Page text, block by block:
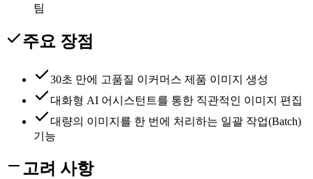
팀
주요 장점
30초 만에 고품질 이커머스 제품 이미지 생성
대화형 AI 어시스턴트를 통한 직관적인 이미지 편집
대량의 이미지를 한 번에 처리하는 일괄 작업(Batch)
기능
고려 사항